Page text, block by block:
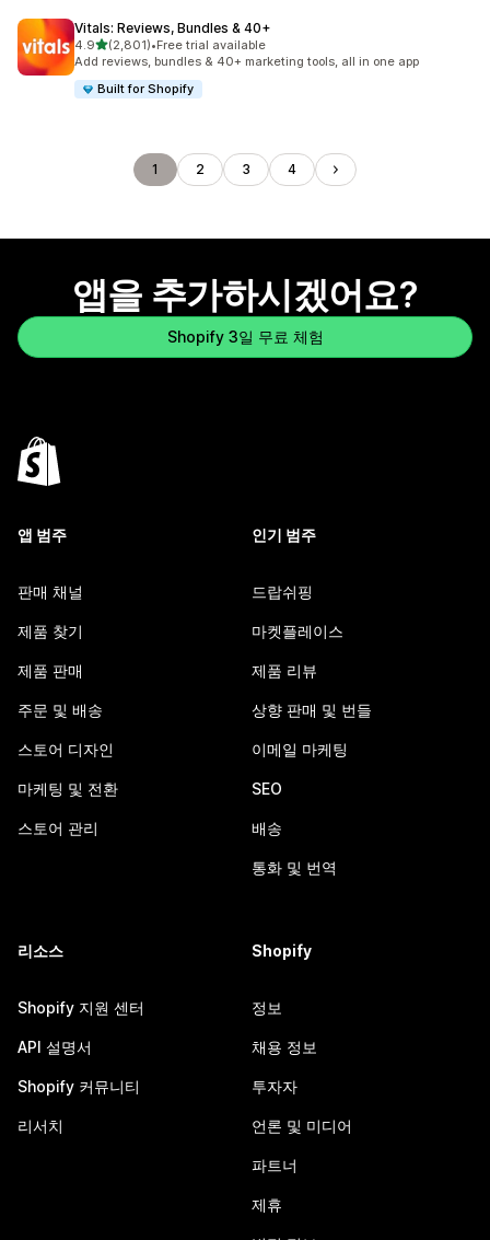
Vitals: Reviews, Bundles & 40+
4.9별 5개 중
(2,801)
총 리뷰 2801개
•Free trial available
Add reviews, bundles & 40+ marketing tools, all in one app
Built for Shopify
1 2 3 4
앱을 추가하시겠어요?
Shopify 3일 무료 체험
앱 범주
판매 채널
제품 찾기
제품 판매
주문 및 배송
스토어 디자인
마케팅 및 전환
스토어 관리
인기 범주
드랍쉬핑
마켓플레이스
제품 리뷰
상향 판매 및 번들
이메일 마케팅
SEO
배송
통화 및 번역
리소스
Shopify 지원 센터
API 설명서
Shopify 커뮤니티
리서치
Shopify
정보
채용 정보
투자자
언론 및 미디어
파트너
제휴